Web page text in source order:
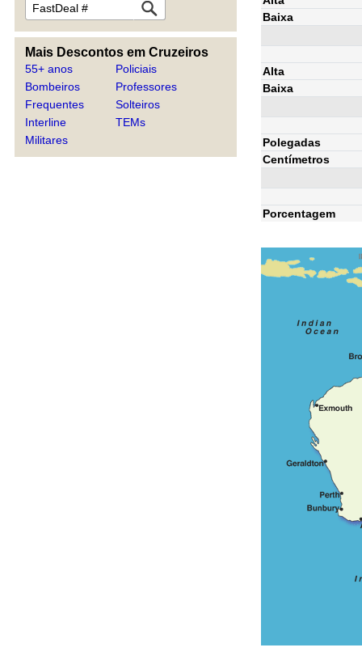
Mais Descontos em Cruzeiros
55+ anos
Bombeiros
Frequentes
Interline
Militares
Policiais
Professores
Solteiros
TEMs
Baixa
Alta
Baixa
Polegadas
Centímetros
Porcentagem